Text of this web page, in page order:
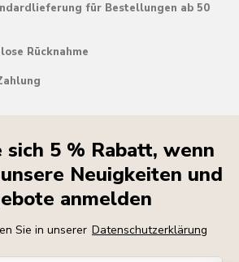
für Bestellungen ab 50
Rücknahme
sich 5 % Rabatt, wenn
Neuigkeiten und
anmelden
Sie in unserer Datenschutzerklärung